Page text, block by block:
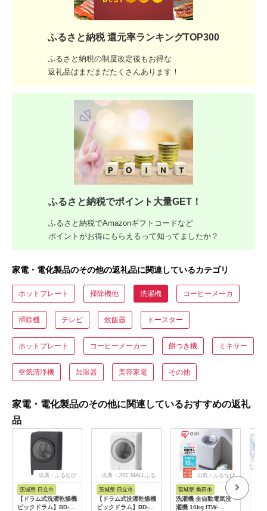
ふるさと納税 還元率ランキングTOP300
ふるさと納税の制度改定後もお得な
返礼品はまだまだたくさんあります！
ふるさと納税でポイント大量GET！
ふるさと納税でAmazonギフトコードなど
ポイントがお得にもらえるって知ってましたか？
家電・電化製品のその他の返礼品に関連しているカテゴリ
ホットプレート 掃除機他 洗濯機 コーヒーメーカ
掃除機 テレビ 炊飯器 トースター
ホットプレート コーヒーメーカー 餅つき機 ミキサー
空気清浄機 加湿器 美容家電 その他
家電・電化製品のその他に関連しているおすすめの返礼
品
出典：ふるなび
茨城県 日立市
【ドラム式洗濯乾燥機
ビックドラム】BD-
出典：JRE MALLふる
さと納税
茨城県 日立市
【ドラム式洗濯乾燥機
ビックドラム】BD-
出典：ふるなび
宮城県 角田市
洗濯機 全自動電気洗
濯機 10kg ITW-